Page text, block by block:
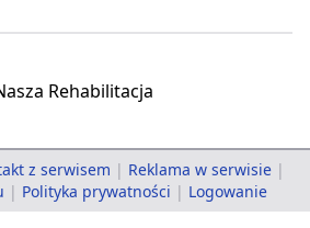
z serwisem | Reklama w serwisie |
| Polityka prywatności | Logowanie